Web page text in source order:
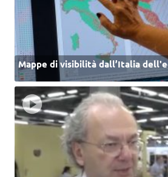
Mappe di visibilità dall’Italia